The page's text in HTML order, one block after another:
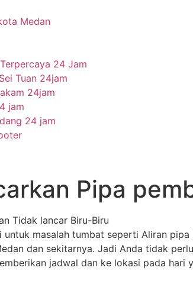
24 Jam
Tuan 24jam
24jam
jam
24 jam
Pipa
Tidak lancar Biru-Biru
masalah tumbat seperti Aliran
dan sekitarnya. Jadi Anda tidak
jadwal dan ke lokasi pada